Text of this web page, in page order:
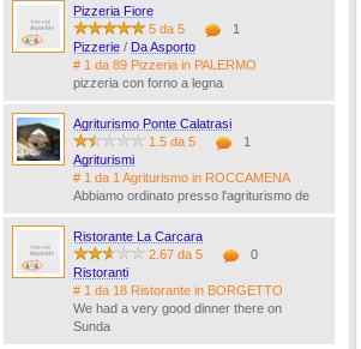
Pizzeria Fiore
5 da 5
1
Pizzerie / Da Asporto
# 1 da 89 Pizzeria in PALERMO
pizzeria con forno a legna
Agriturismo Ponte Calatrasi
1.5 da 5
1
Agriturismi
# 1 da 1 Agriturismo in ROCCAMENA
Abbiamo ordinato presso l'agriturismo de
Ristorante La Carcara
2.67 da 5
0
Ristoranti
# 1 da 18 Ristorante in BORGETTO
We had a very good dinner there on
Sunda